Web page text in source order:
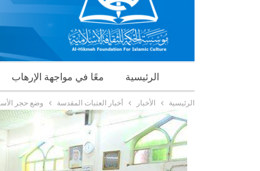
الرئيسية معًا في مواجهة الإرهاب
الرئيسية الأخبار أخبار العتبات المقدسة وضع حجر